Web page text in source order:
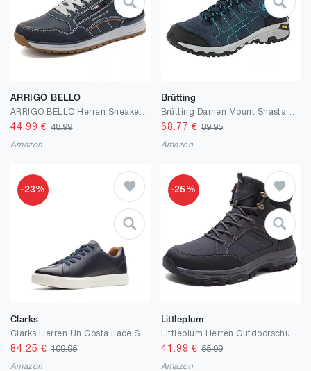
ARRIGO BELLO
44.99 €48.99
Amazon
Brütting
68.77 € 89.95
Amazon
-23%
Clarks
84.25 €109.95
Amazon
-25%
Littleplum
41.99 € 55.99
Amazon